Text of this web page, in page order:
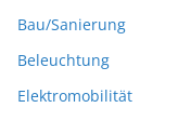
Bau/Sanierung
Beleuchtung
Elektromobilität